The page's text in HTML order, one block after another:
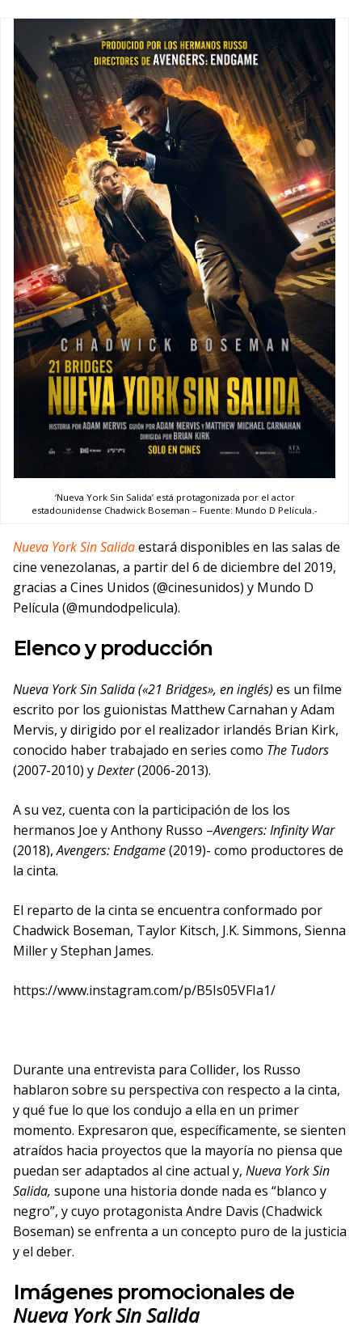
‘Nueva York Sin Salida’ está protagonizada por el actor
estadounidense Chadwick Boseman – Fuente: Mundo D Película.-
Nueva York Sin Salidaestará disponibles en las salas de
cine venezolanas, a partir del 6 de diciembre del 2019,
gracias a Cines Unidos (@cinesunidos) y Mundo D
Película (@mundodpelicula).
Elenco y producción
Nueva York Sin Salida («21 Bridges», en inglés) es un filme
escrito por los guionistas Matthew Carnahan y Adam
Mervis, y dirigido por el realizador irlandés Brian Kirk,
conocido haber trabajado en series como The Tudors
(2007-2010) yDexter(2006-2013).
A su vez, cuenta con la participación de los los
hermanos Joe y Anthony Russo –Avengers: Infinity War
(2018),Avengers: Endgame(2019)- como productores de
la cinta.
El reparto de la cinta se encuentra conformado por
Chadwick Boseman, Taylor Kitsch, J.K. Simmons, Sienna
Miller y Stephan James.
https://www.instagram.com/p/B5Is05VFIa1/
Durante una entrevista para Collider, los Russo
hablaron sobre su perspectiva con respecto a la cinta,
y qué fue lo que los condujo a ella en un primer
momento. Expresaron que, específicamente, se sienten
atraídos hacia proyectos que la mayoría no piensa que
puedan ser adaptados al cine actual y, Nueva York Sin
Salida, supone una historia donde nada es “blanco y
negro”, y cuyo protagonista Andre Davis (Chadwick
Boseman) se enfrenta a un concepto puro de la justicia
y el deber.
Imágenes promocionales de
Nueva York Sin Salida